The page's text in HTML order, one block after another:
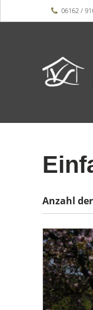
06162 /
Anzahl der